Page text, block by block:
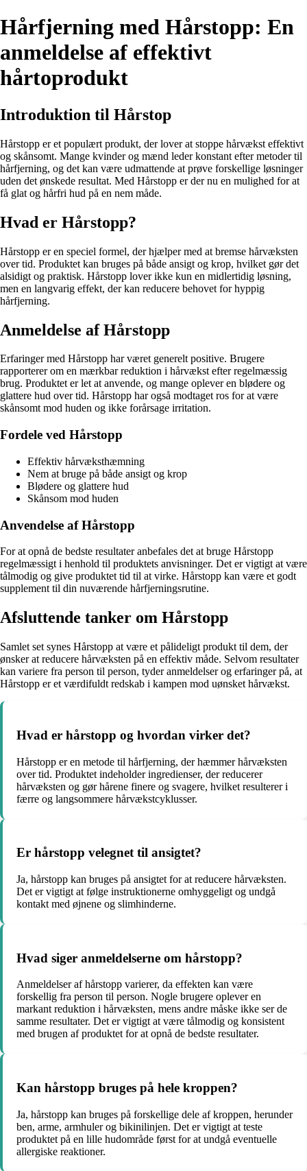
Hårfjerning med Hårstopp: En
anmeldelse af effektivt
hårtoprodukt
Introduktion til Hårstop
Hårstopp er et populært produkt, der lover at stoppe hårvækst effektivt
og skånsomt. Mange kvinder og mænd leder konstant efter metoder til
hårfjerning, og det kan være udmattende at prøve forskellige løsninger
uden det ønskede resultat. Med Hårstopp er der nu en mulighed for at
få glat og hårfri hud på en nem måde.
Hvad er Hårstopp?
Hårstopp er en speciel formel, der hjælper med at bremse hårvæksten
over tid. Produktet kan bruges på både ansigt og krop, hvilket gør det
alsidigt og praktisk. Hårstopp lover ikke kun en midlertidig løsning,
men en langvarig effekt, der kan reducere behovet for hyppig
hårfjerning.
Anmeldelse af Hårstopp
Erfaringer med Hårstopp har været generelt positive. Brugere
rapporterer om en mærkbar reduktion i hårvækst efter regelmæssig
brug. Produktet er let at anvende, og mange oplever en blødere og
glattere hud over tid. Hårstopp har også modtaget ros for at være
skånsomt mod huden og ikke forårsage irritation.
Fordele ved Hårstopp
Effektiv hårvæksthæmning
Nem at bruge på både ansigt og krop
Blødere og glattere hud
Skånsom mod huden
Anvendelse af Hårstopp
For at opnå de bedste resultater anbefales det at bruge Hårstopp
regelmæssigt i henhold til produktets anvisninger. Det er vigtigt at være
tålmodig og give produktet tid til at virke. Hårstopp kan være et godt
supplement til din nuværende hårfjerningsrutine.
Afsluttende tanker om Hårstopp
Samlet set synes Hårstopp at være et pålideligt produkt til dem, der
ønsker at reducere hårvæksten på en effektiv måde. Selvom resultater
kan variere fra person til person, tyder anmeldelser og erfaringer på, at
Hårstopp er et værdifuldt redskab i kampen mod uønsket hårvækst.
Hvad er hårstopp og hvordan virker det?
Hårstopp er en metode til hårfjerning, der hæmmer hårvæksten
over tid. Produktet indeholder ingredienser, der reducerer
hårvæksten og gør hårene finere og svagere, hvilket resulterer i
færre og langsommere hårvækstcyklusser.
Er hårstopp velegnet til ansigtet?
Ja, hårstopp kan bruges på ansigtet for at reducere hårvæksten.
Det er vigtigt at følge instruktionerne omhyggeligt og undgå
kontakt med øjnene og slimhinderne.
Hvad siger anmeldelserne om hårstopp?
Anmeldelser af hårstopp varierer, da effekten kan være
forskellig fra person til person. Nogle brugere oplever en
markant reduktion i hårvæksten, mens andre måske ikke ser de
samme resultater. Det er vigtigt at være tålmodig og konsistent
med brugen af produktet for at opnå de bedste resultater.
Kan hårstopp bruges på hele kroppen?
Ja, hårstopp kan bruges på forskellige dele af kroppen, herunder
ben, arme, armhuler og bikinilinjen. Det er vigtigt at teste
produktet på en lille hudområde først for at undgå eventuelle
allergiske reaktioner.